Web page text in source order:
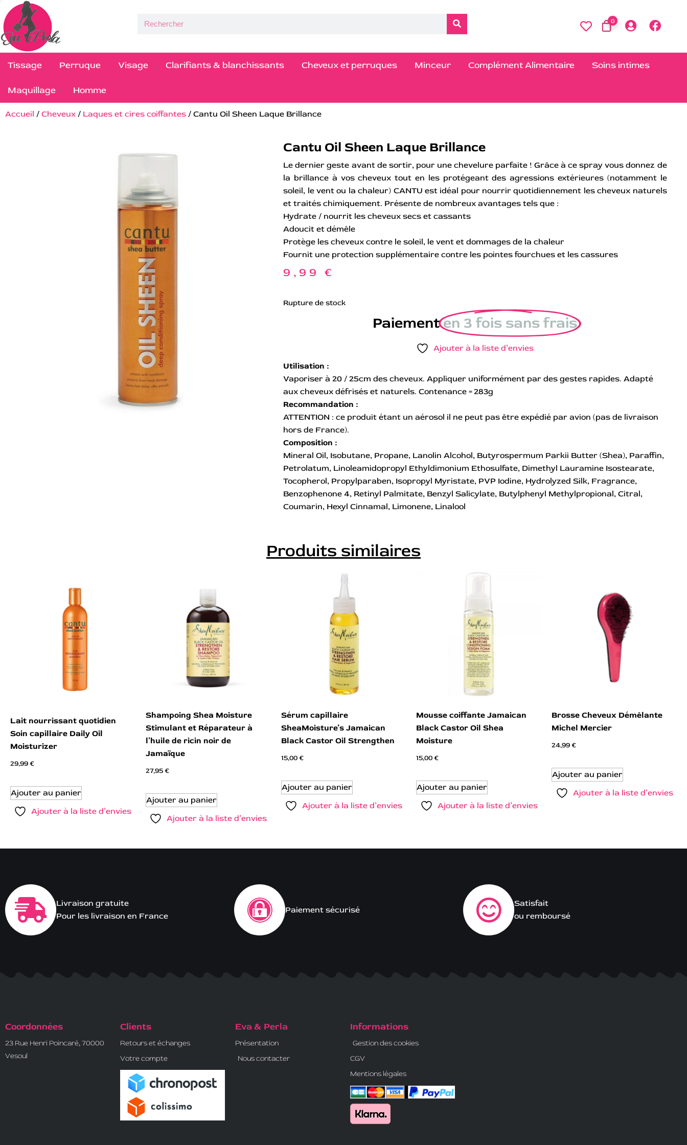
0
Tissage Perruque Visage Clarifiants & blanchissants Cheveux et perruques Minceur Complément Alimentaire Soins intimes
Maquillage Homme
Accueil / Cheveux / Laques et cires coiffantes / Cantu Oil Sheen Laque Brillance
Cantu Oil Sheen Laque Brillance
Le dernier geste avant de sortir, pour une chevelure parfaite ! Grâce à ce spray vous donnez de
la brillance à vos cheveux tout en les protégeant des agressions extérieures (notamment le
soleil, le vent ou la chaleur) CANTU est idéal pour nourrir quotidiennement les cheveux naturels
et traités chimiquement. Présente de nombreux avantages tels que :
Hydrate / nourrit les cheveux secs et cassants
Adoucit et démêle
Protège les cheveux contre le soleil, le vent et dommages de la chaleur
Fournit une protection supplémentaire contre les pointes fourchues et les cassures
9,99 €
Rupture de stock
Paiementen 3 fois sans frais
Ajouter à la liste d’envies
Utilisation :
Vaporiser à 20 / 25cm des cheveux. Appliquer uniformément par des gestes rapides. Adapté
aux cheveux défrisés et naturels. Contenance = 283g
Recommandation :
ATTENTION : ce produit étant un aérosol il ne peut pas être expédié par avion (pas de livraison
hors de France).
Composition :
Mineral Oil, Isobutane, Propane, Lanolin Alcohol, Butyrospermum Parkii Butter (Shea), Paraffin,
Petrolatum, Linoleamidopropyl Ethyldimonium Ethosulfate, Dimethyl Lauramine Isostearate,
Tocopherol, Propylparaben, Isopropyl Myristate, PVP Iodine, Hydrolyzed Silk, Fragrance,
Benzophenone 4, Retinyl Palmitate, Benzyl Salicylate, Butylphenyl Methylpropional, Citral,
Coumarin, Hexyl Cinnamal, Limonene, Linalool
Produits similaires
Lait nourrissant quotidien
Soin capillaire Daily Oil
Moisturizer
29,99€
Ajouter au panier
Ajouter à la liste d’envies
Shampoing Shea Moisture
Stimulant et Réparateur à
l’huile de ricin noir de
Jamaïque
27,95€
Ajouter au panier
Ajouter à la liste d’envies
Sérum capillaire
SheaMoisture’s Jamaican
Black Castor Oil Strengthen
15,00€
Ajouter au panier
Ajouter à la liste d’envies
Mousse coiffante Jamaican
Black Castor Oil Shea
Moisture
15,00€
Ajouter au panier
Ajouter à la liste d’envies
Brosse Cheveux Démêlante
Michel Mercier
24,99€
Ajouter au panier
Ajouter à la liste d’envies
Livraison gratuite
Pour les livraison en France
Paiement sécurisé
Satisfait
ou remboursé
Coordonnées
23 Rue Henri Poincaré, 70000
Vesoul
Clients
Retours et échanges
Votre compte
Eva & Perla
Présentation
Nous contacter
Informations
Gestion des cookies
CGV
Mentions légales